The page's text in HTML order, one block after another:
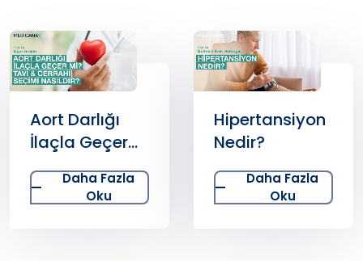
Aort Darlığı
İlaçla Geçer
mi? TAVI &
Cerrahi Seçimi
Nasıldır?
Daha Fazla
Oku
Hipertansiyon
Nedir?
Daha Fazla
Oku